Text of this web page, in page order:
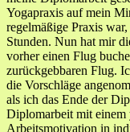
Yogapraxis auf mein
regelmäßige Praxis
Stunden. Nun hat mir
vorher einen Flug
zurückgebbaren Flug.
die Vorschläge
als ich das Ende der
Diplomarbeit mit einem
Arbeitsmotivation in